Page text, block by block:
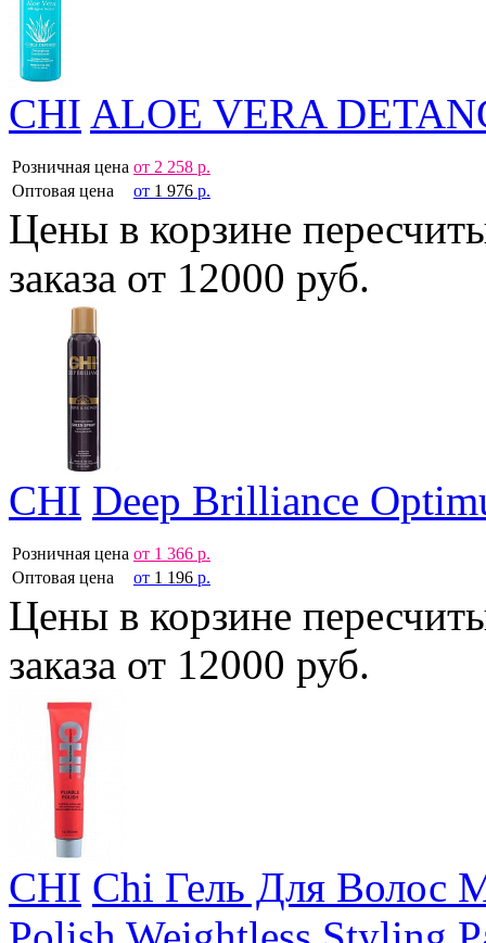
CHI ALOE VERA
Розничная цена от 2 258 р.
Оптовая цена
от 1 976 р.
Цены в корзине
заказа от 12000 руб.
CHI Deep Brilliance
Розничная цена от 1 366 р.
Оптовая цена
от 1 196 р.
Цены в корзине
заказа от 12000 руб.
CHI Chi Гель Для Волос